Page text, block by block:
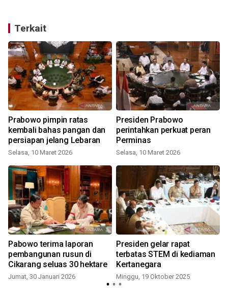
Terkait
Prabowo pimpin ratas
kembali bahas pangan dan
persiapan jelang Lebaran
Selasa, 10 Maret 2026
Presiden Prabowo
perintahkan perkuat peran
Perminas
Selasa, 10 Maret 2026
Pabowo terima laporan
pembangunan rusun di
Cikarang seluas 30 hektare
Jumat, 30 Januari 2026
Presiden gelar rapat
terbatas STEM di kediaman
Kertanegara
Minggu, 19 Oktober 2025